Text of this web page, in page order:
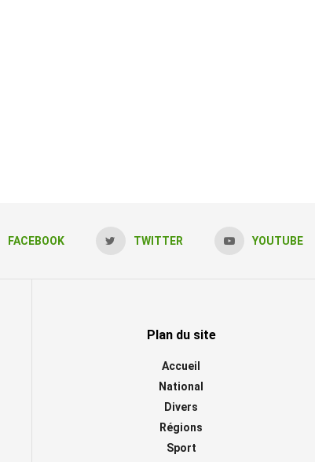
FACEBOOK TWITTER YOUTUBE
Plan du site
Accueil
National
Divers
Régions
Sport